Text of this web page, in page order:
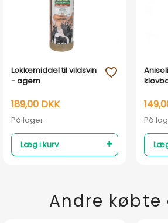
Lokkemiddel til vildsvin
- agern
189,00 DKK
På lager
Læg i kurv
favorite_outline
På
Andre købte